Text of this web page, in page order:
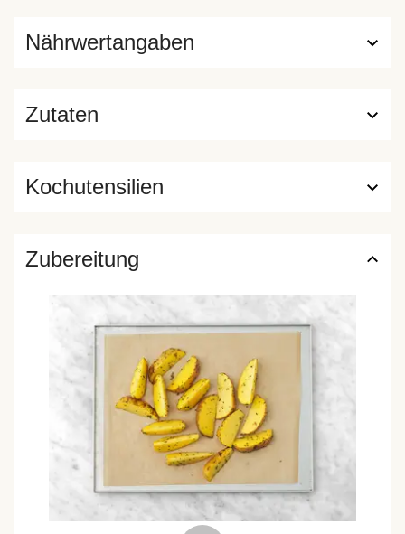
Zutaten
Nährwertangaben
Kochutensilien
Zubereitung